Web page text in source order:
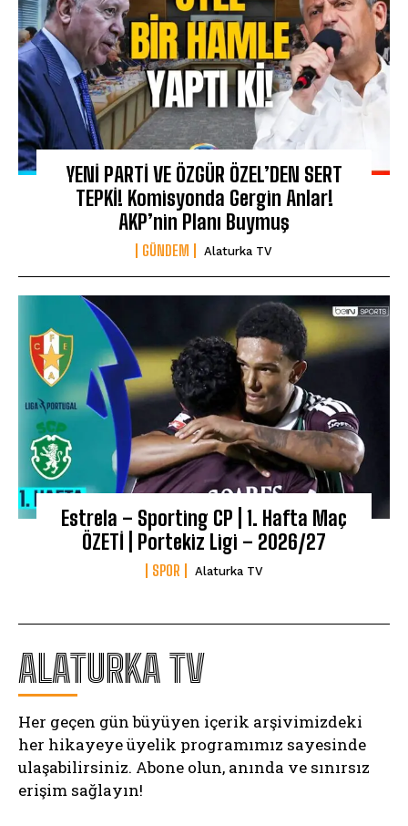
YENİ PARTİ VE ÖZGÜR ÖZEL’DEN SERT
TEPKİ! Komisyonda Gergin Anlar!
AKP’nin Planı Buymuş
GÜNDEM Alaturka TV
Estrela – Sporting CP | 1. Hafta Maç
ÖZETİ | Portekiz Ligi – 2026/27
SPOR Alaturka TV
ALATURKA TV
Her geçen gün büyüyen içerik arşivimizdeki
her hikayeye üyelik programımız sayesinde
ulaşabilirsiniz. Abone olun, anında ve sınırsız
erişim sağlayın!